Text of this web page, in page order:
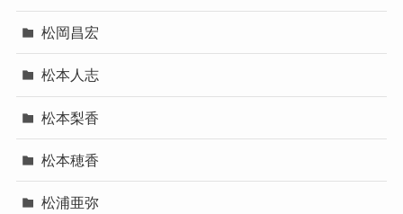
松岡昌宏
松本人志
松本梨香
松本穂香
松浦亜弥